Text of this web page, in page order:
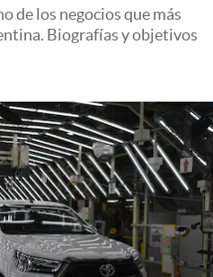
de los negocios que más
Biografías y objetivos